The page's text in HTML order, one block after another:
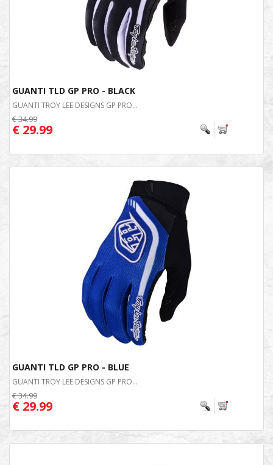
GUANTI TLD GP PRO - BLACK
GUANTI TROY LEE DESIGNS GP PRO...
€ 34.99
€ 29.99
GUANTI TLD GP PRO - BLUE
GUANTI TROY LEE DESIGNS GP PRO...
€ 34.99
€ 29.99